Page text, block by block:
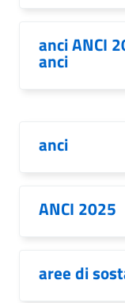
anci ANCI
anci
anci
ANCI 2025
aree di